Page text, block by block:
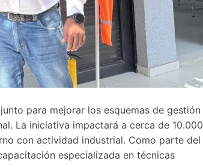
para mejorar los esquemas de gestión
La iniciativa impactará a cerca de 10.000
con actividad industrial. Como parte del
especializada en técnicas